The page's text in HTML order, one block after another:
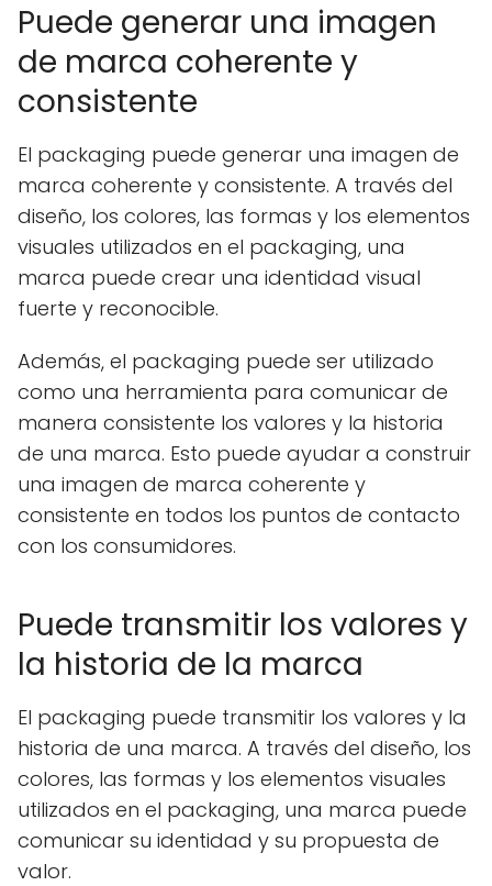
Puede generar una imagen
de marca coherente y
consistente
El packaging puede generar una imagen de
marca coherente y consistente. A través del
diseño, los colores, las formas y los elementos
visuales utilizados en el packaging, una
marca puede crear una identidad visual
fuerte y reconocible.
Además, el packaging puede ser utilizado
como una herramienta para comunicar de
manera consistente los valores y la historia
de una marca. Esto puede ayudar a construir
una imagen de marca coherente y
consistente en todos los puntos de contacto
con los consumidores.
Puede transmitir los valores y
la historia de la marca
El packaging puede transmitir los valores y la
historia de una marca. A través del diseño, los
colores, las formas y los elementos visuales
utilizados en el packaging, una marca puede
comunicar su identidad y su propuesta de
valor.